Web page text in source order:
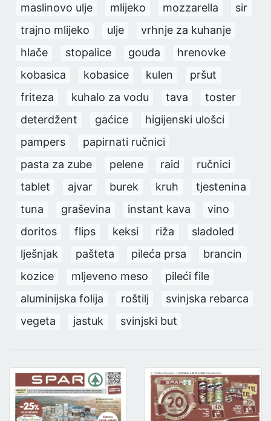
maslinovo ulje
mlijeko mozzarella
sir
trajno mlijeko
ulje
vrhnje za kuhanje
hlače
stopalice gouda
hrenovke
kobasica
kobasice kulen
pršut
friteza
kuhalo za vodu tava
toster
deterdžent
gaćice
higijenski ulošci
pampers
papirnati ručnici
pasta za zube
pelene raid
ručnici
tablet
ajvar burek kruh
tjestenina
tuna
graševina instant kava
vino
doritos
flips keksi riža
sladoled
lješnjak
pašteta pileća prsa
brancin
kozice
mljeveno meso
pileći file
aluminijska folija
roštilj
svinjska rebarca
vegeta
jastuk svinjski but